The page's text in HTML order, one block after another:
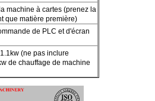
machine à cartes (prenez la
que matière première)
de PLC et d'écran
(ne pas inclure
de chauffage de machine